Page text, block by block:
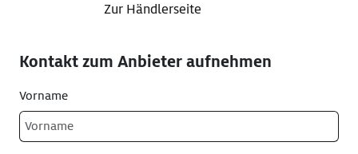
Zur Händlerseite
Kontakt zum Anbieter aufnehmen
Vorname